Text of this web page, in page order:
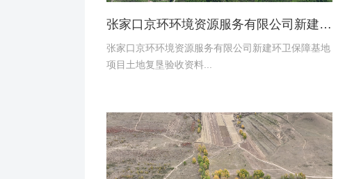
张家口京环环境资源服务有限公司新建环卫保障基地项目土地复垦验收资料
张家口京环环境资源服务有限公司新建环卫保障基地
项目土地复垦验收资料...